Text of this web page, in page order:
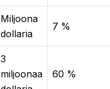
Miljoona
dollaria
7 %
3
miljoonaa
60 %